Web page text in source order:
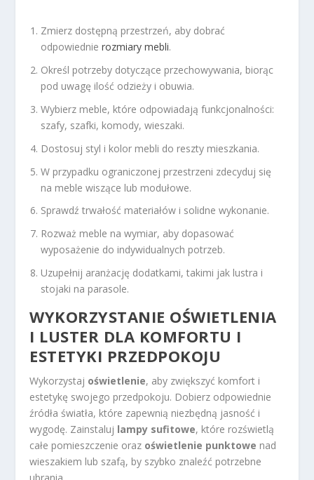
Zmierz dostępną przestrzeń, aby dobrać
odpowiednierozmiary mebli.
Określ potrzeby dotyczące przechowywania, biorąc
pod uwagę ilość odzieży i obuwia.
Wybierz meble, które odpowiadają funkcjonalności:
szafy, szafki, komody, wieszaki.
Dostosuj styl i kolor mebli do reszty mieszkania.
W przypadku ograniczonej przestrzeni zdecyduj się
na meble wiszące lub modułowe.
Sprawdź trwałość materiałów i solidne wykonanie.
Rozważ meble na wymiar, aby dopasować
wyposażenie do indywidualnych potrzeb.
Uzupełnij aranżację dodatkami, takimi jak lustra i
stojaki na parasole.
WYKORZYSTANIE OŚWIETLENIA
I LUSTER DLA KOMFORTU I
ESTETYKI PRZEDPOKOJU
Wykorzystaj oświetlenie, aby zwiększyć komfort i
estetykę swojego przedpokoju. Dobierz odpowiednie
źródła światła, które zapewnią niezbędną jasność i
wygodę. Zainstaluj lampy sufitowe, które rozświetlą
całe pomieszczenie oraz oświetlenie punktowe nad
wieszakiem lub szafą, by szybko znaleźć potrzebne